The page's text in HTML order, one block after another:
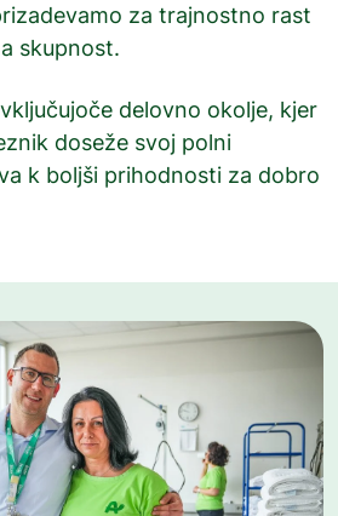
za trajnostno rast
skupnost.
delovno okolje, kjer
doseže svoj polni
k boljši prihodnosti za dobro